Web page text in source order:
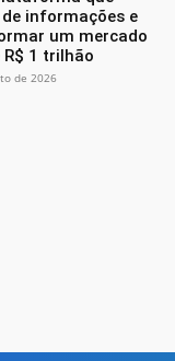
informações e
um mercado
1 trilhão
de 2026